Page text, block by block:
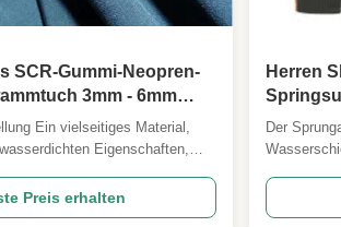
SCR-Gummi-Neopren-
3mm - 6mm
Ein vielseitiges Material,
Eigenschaften,
Ideal für eine breite
einschließlich
Preis erhalten
Herren
Surfen,
Der
Herren-